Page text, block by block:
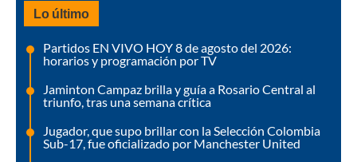
Lo último
Partidos EN VIVO HOY 8 de agosto del 2026:
horarios y programación por TV
Jaminton Campaz brilla y guía a Rosario Central al
triunfo, tras una semana crítica
Jugador, que supo brillar con la Selección Colombia
Sub-17, fue oficializado por Manchester United